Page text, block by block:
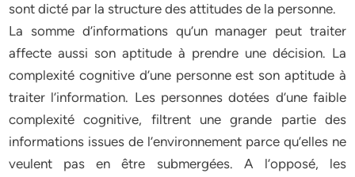
sont dicté par la structure des attitudes de la personne.
La somme d’informations qu’un manager peut traiter
affecte aussi son aptitude à prendre une décision. La
complexité cognitive d’une personne est son aptitude à
traiter l’information. Les personnes dotées d’une faible
complexité cognitive, filtrent une grande partie des
informations issues de l’environnement parce qu’elles ne
veulent pas en être submergées. A l’opposé, les